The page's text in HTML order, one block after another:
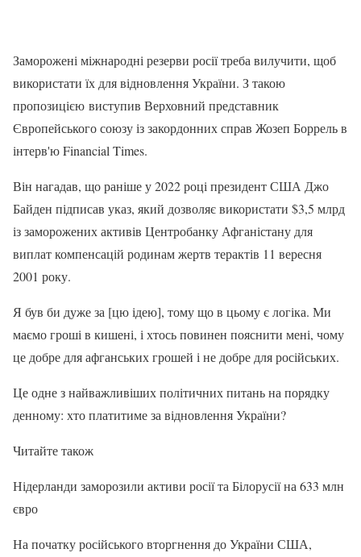
Заморожені міжнародні резерви росії треба вилучити, щоб
використати їх для відновлення України. З такою
пропозицією виступив Верховний представник
Європейського союзу із закордонних справ Жозеп Боррель в
інтерв'ю Financial Times.
Він нагадав, що раніше у 2022 році президент США Джо
Байден підписав указ, який дозволяє використати $3,5 млрд
із заморожених активів Центробанку Афганістану для
виплат компенсацій родинам жертв терактів 11 вересня
2001 року.
Я був би дуже за [цю ідею], тому що в цьому є логіка. Ми
маємо гроші в кишені, і хтось повинен пояснити мені, чому
це добре для афганських грошей і не добре для російських.
Це одне з найважливіших політичних питань на порядку
денному: хто платитиме за відновлення України?
Читайте також
Нідерланди заморозили активи росії та Білорусії на 633 млн
євро
На початку російського вторгнення до України США,